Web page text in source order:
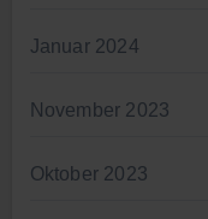
Januar 2024
November 2023
Oktober 2023